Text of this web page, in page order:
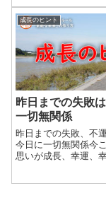
成長のヒント
昨日までの失敗
一切無関係
昨日までの失敗、不
今日に一切無関係今
思いが成長、幸運、